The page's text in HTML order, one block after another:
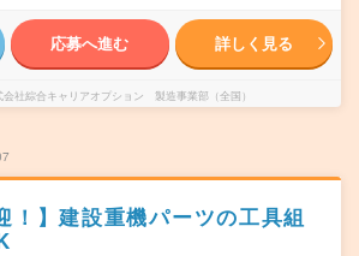
応募へ進む 詳しく見る
会社綜合キャリアオプション 製造事業部（全国）
！】建設重機パーツの工具組